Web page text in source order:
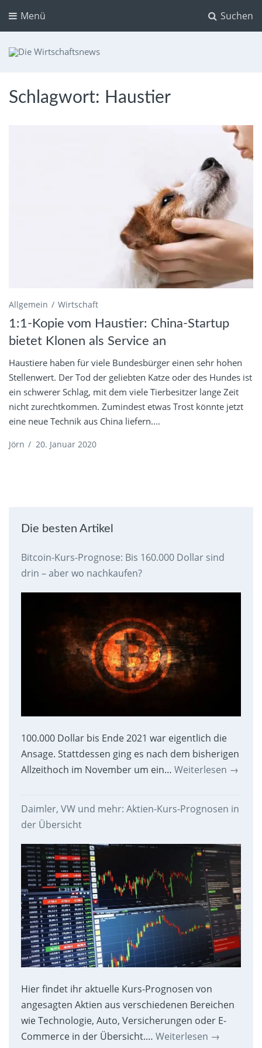
Suchen
Menü
Schlagwort: Haustier
Allgemein Wirtschaft
1:1-Kopie vom Haustier: China-Startup
bietet Klonen als Service an
Haustiere haben für viele Bundesbürger einen sehr hohen
Stellenwert. Der Tod der geliebten Katze oder des Hundes ist
ein schwerer Schlag, mit dem viele Tierbesitzer lange Zeit
nicht zurechtkommen. Zumindest etwas Trost könnte jetzt
eine neue Technik aus China liefern....
Jörn / 20. Januar 2020
Die besten Artikel
Bitcoin-Kurs-Prognose: Bis 160.000 Dollar sind
drin – aber wo nachkaufen?
100.000 Dollar bis Ende 2021 war eigentlich die
Ansage. Stattdessen ging es nach dem bisherigen
Allzeithoch im November um ein… Weiterlesen →
Daimler, VW und mehr: Aktien-Kurs-Prognosen in
der Übersicht
Hier findet ihr aktuelle Kurs-Prognosen von
angesagten Aktien aus verschiedenen Bereichen
wie Technologie, Auto, Versicherungen oder E-
Commerce in der Übersicht.… Weiterlesen →